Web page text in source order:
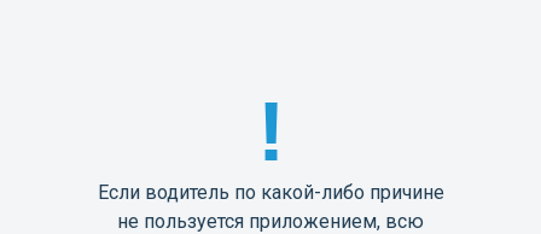
!
Если водитель по какой-либо причине
не пользуется приложением, всю